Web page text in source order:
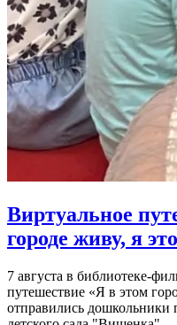
Виртуальное
городе живу, я
7 августа в библиотеке-
путешествие «Я в этом
отправились дошкольники